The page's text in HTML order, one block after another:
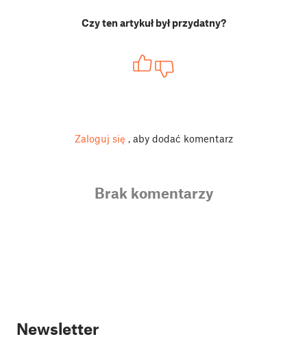
Czy ten artykuł był przydatny?
Zaloguj się , aby dodać komentarz
Brak komentarzy
Newsletter